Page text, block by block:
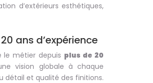
d’extérieurs esthétiques,
ans d’expérience
le métier depuis plus de 20
vision globale à chaque
détail et qualité des finitions.